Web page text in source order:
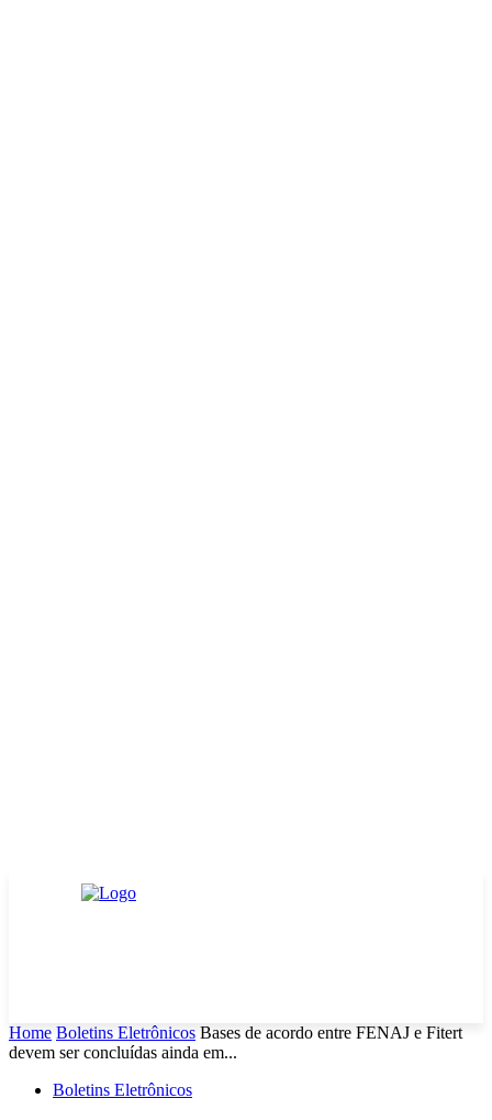
Home Boletins Eletrônicos Bases de acordo entre FENAJ e Fitert
devem ser concluídas ainda em...
Boletins Eletrônicos